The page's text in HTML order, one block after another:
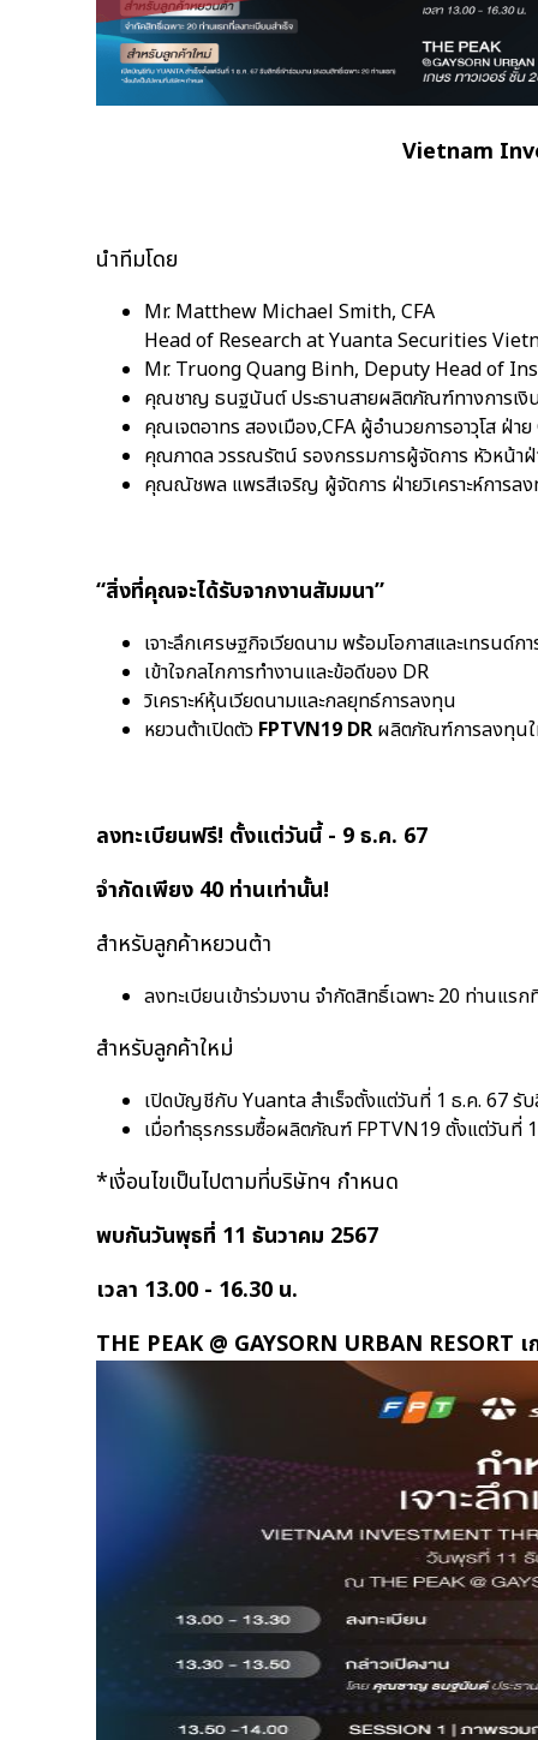
Vietnam
นำทีมโดย
Mr. Matthew Michael Smith, CFA
Head of Research at Yuanta Securities
Mr. Truong Quang Binh, Deputy Head of
คุณชาญ ธนฐนันต์ ประธานสายผลิตภัณฑ์ทางการเงิน
คุณเจตอาทร สองเมือง,CFA ผู้อำนวยการอาวุโส ฝ่
คุณภาดล วรรณรัตน์ รองกรรมการผู้จัดการ หัวหน้าฝ่
คุณณัชพล แพรสีเจริญ ผู้จัดการ ฝ่ายวิเคราะห์การลง
“สิ่งที่คุณจะได้รับจากงานสัมมนา”
เจาะลึกเศรษฐกิจเวียดนาม พร้อมโอกาสและเทรนด์
เข้าใจกลไกการทำงานและข้อดีของ DR
วิเคราะห์หุ้นเวียดนามและกลยุทธ์การลงทุน
หยวนต้าเปิดตัว FPTVN19 DR ผลิตภัณฑ์การลงทุน
ลงทะเบียนฟรี! ตั้งแต่วันนี้ - 9 ธ.ค. 67
จำกัดเพียง 40 ท่านเท่านั้น!
สำหรับลูกค้าหยวนต้า
ลงทะเบียนเข้าร่วมงาน จำกัดสิทธิ์เฉพาะ 20 ท่านแ
สำหรับลูกค้าใหม่
เปิดบัญชีกับ Yuanta สำเร็จตั้งแต่วันที่ 1 ธ.ค. 67 รั
เมื่อทำธุรกรรมซื้อผลิตภัณฑ์ FPTVN19 ตั้งแต่วันที่
*เงื่อนไขเป็นไปตามที่บริษัทฯ กำหนด
พบกันวันพุธที่ 11 ธันวาคม 2567
เวลา 13.00 - 16.30 น.
THE PEAK @ GAYSORN URBAN RESORT